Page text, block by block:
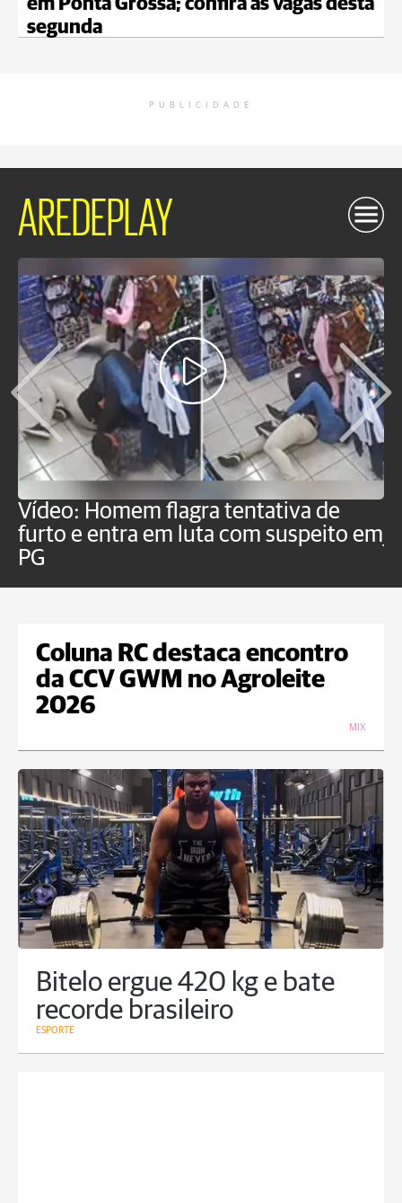
em Ponta Grossa; confira as vagas desta
segunda
PUBLICIDADE
AREDEPLAY
Vídeo: Homem flagra tentativa de
furto e entra em luta com suspeito em
PG
Coluna RC destaca encontro
da CCV GWM no Agroleite
2026
MIX
Bitelo ergue 420 kg e bate
recorde brasileiro
ESPORTE